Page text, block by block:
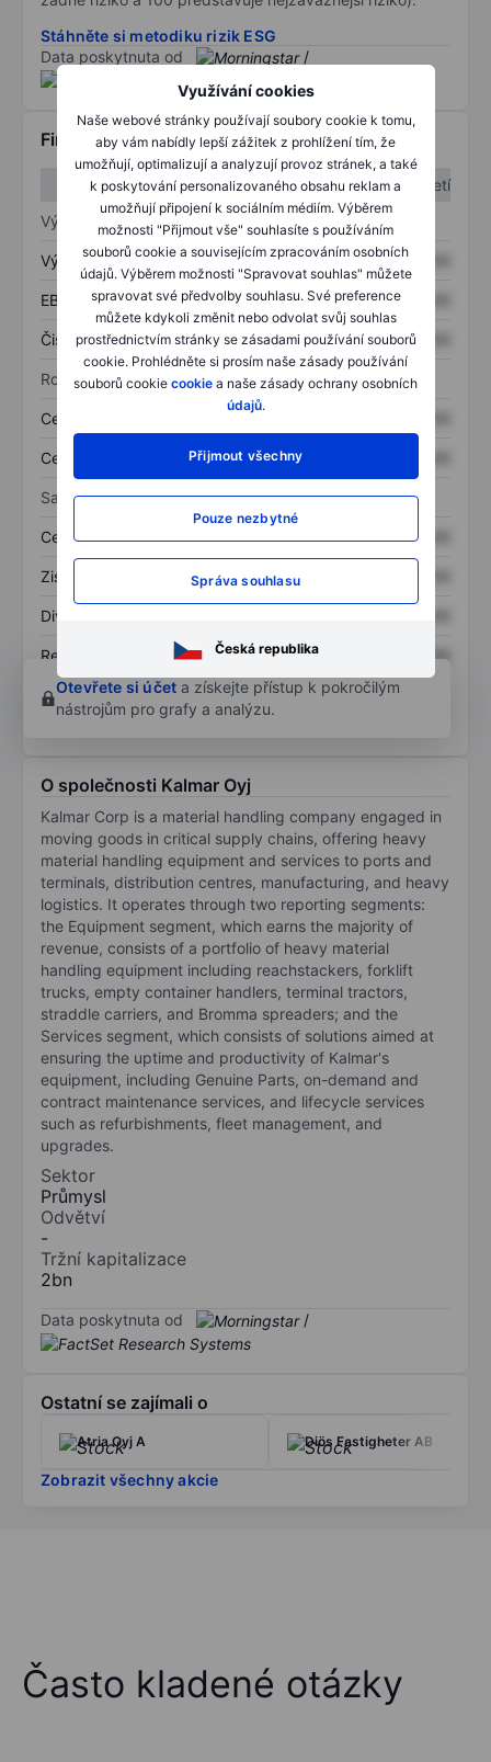
Využívání cookies
Naše webové stránky používají soubory cookie k tomu,
aby vám nabídly lepší zážitek z prohlížení tím, že
umožňují, optimalizují a analyzují provoz stránek, a také
k poskytování personalizovaného obsahu reklam a
umožňují připojení k sociálním médiím. Výběrem
možnosti "Přijmout vše" souhlasíte s používáním
souborů cookie a souvisejícím zpracováním osobních
údajů. Výběrem možnosti "Spravovat souhlas" můžete
spravovat své předvolby souhlasu. Své preference
můžete kdykoli změnit nebo odvolat svůj souhlas
prostřednictvím stránky se zásadami používání souborů
cookie. Prohlédněte si prosím naše zásady používání
souborů cookie cookie a naše zásady ochrany osobních
údajů.
Přijmout všechny
Pouze nezbytné
Správa souhlasu
Česká republika
Stáhněte si metodiku rizik ESG
Data poskytnuta od
/
Finanční informace
1. čtvrtletí
2. čtvrtletí
Výkaz zisku a ztráty
Výnos XXXXXXX XXXXXXX
EBITDA XXXXXXX XXXXXXX
Čistý příjem XXXXXXX XXXXXXX
Rozvaha
Celková aktiva
Celkový dluh XXXXXXX
Sazby
Cena/tržby XXXXXXX XXXXXXX
Zisk na akcii XXXXXXX
Dividenda na akcii
Rentabilita kapitálu XXXXXXX
XXXXXXX
Otevřete si účet a získejte přístup k pokročilým
nástrojům pro grafy a analýzu.
O společnosti Kalmar Oyj
Kalmar Corp is a material handling company engaged in
moving goods in critical supply chains, offering heavy
material handling equipment and services to ports and
terminals, distribution centres, manufacturing, and heavy
logistics. It operates through two reporting segments:
the Equipment segment, which earns the majority of
revenue, consists of a portfolio of heavy material
handling equipment including reachstackers, forklift
trucks, empty container handlers, terminal tractors,
straddle carriers, and Bromma spreaders; and the
Services segment, which consists of solutions aimed at
ensuring the uptime and productivity of Kalmar's
equipment, including Genuine Parts, on-demand and
contract maintenance services, and lifecycle services
such as refurbishments, fleet management, and
upgrades.
Sektor
Průmysl
Odvětví
-
Tržní kapitalizace
2bn
Data poskytnuta od /
Ostatní se zajímali o
Atria Oyj A Diös Fastigheter AB
Zobrazit všechny akcie
Často kladené otázky